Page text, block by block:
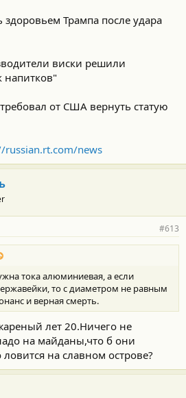
Трампа после удара
виски решили
напитков"
от США вернуть статую
russian.rt.com/news
#613
тока алюминиевая, а если
то с диаметром не равным
и верная смерть.
лет 20.Ничего не
на майданы,что б они
на славном острове?